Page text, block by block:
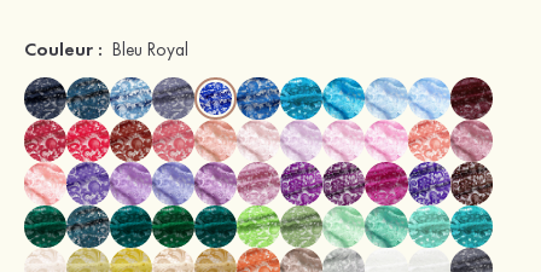
Couleur : Bleu Royal